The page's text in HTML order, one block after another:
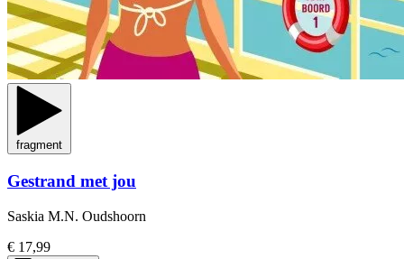
fragment
Gestrand met jou
Saskia M.N. Oudshoorn
€ 17,99